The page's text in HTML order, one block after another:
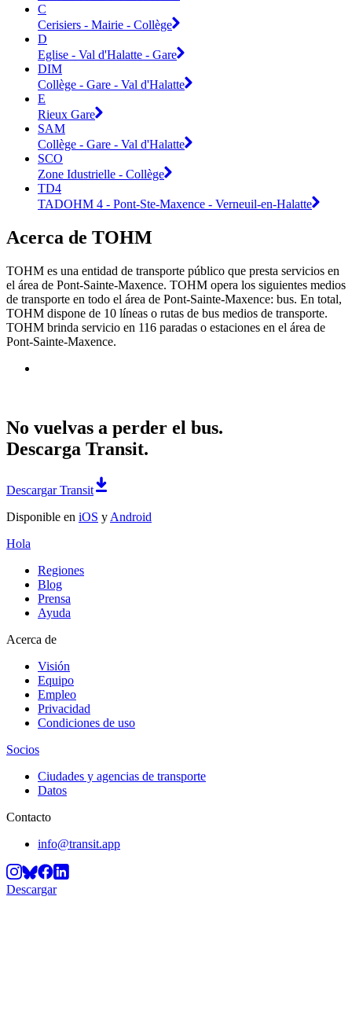
C
Cerisiers - Mairie - Collège
D
Eglise - Val d'Halatte - Gare
DIM
Collège - Gare - Val d'Halatte
E
Rieux Gare
SAM
Collège - Gare - Val d'Halatte
SCO
Zone Idustrielle - Collège
TD4
TADOHM 4 - Pont-Ste-Maxence - Verneuil-en-Halatte
Acerca de TOHM
TOHM es una entidad de transporte público que presta servicios en
el área de Pont-Sainte-Maxence. TOHM opera los siguientes medios
de transporte en todo el área de Pont-Sainte-Maxence: bus. En total,
TOHM dispone de 10 líneas o rutas de bus medios de transporte.
TOHM brinda servicio en 116 paradas o estaciones en el área de
Pont-Sainte-Maxence.
No vuelvas a perder el bus.
Descarga Transit.
Descargar Transit
Disponible en iOS y Android
Hola
Regiones
Blog
Prensa
Ayuda
Acerca de
Visión
Equipo
Empleo
Privacidad
Condiciones de uso
Socios
Ciudades y agencias de transporte
Datos
Contacto
info@transit.app
Descargar